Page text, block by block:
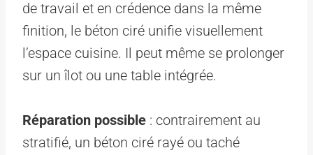
de travail et en crédence dans la même
finition, le béton ciré unifie visuellement
l’espace cuisine. Il peut même se prolonger
sur un îlot ou une table intégrée.
Réparation possible : contrairement au
stratifié, un béton ciré rayé ou taché